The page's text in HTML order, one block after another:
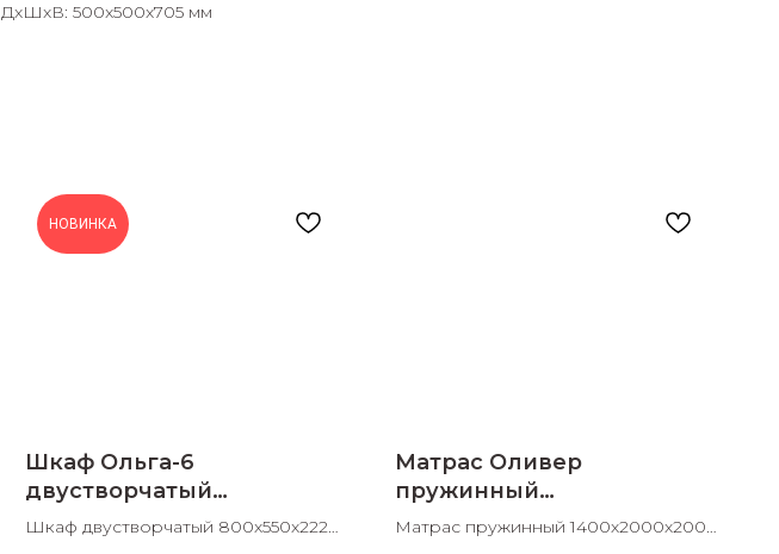
ДxШxВ: 500x500x705 мм
НОВИНКА
Шкаф Ольга-6
двустворчатый
800х550х2220
Шкаф двустворчатый 800х550х2220
Матрас Оливер
пружинный
1400х2000х200
Матрас пружинный 1400х2000х200